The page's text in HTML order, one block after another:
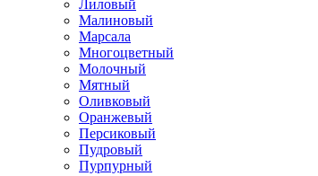
Лиловый
Малиновый
Марсала
Многоцветный
Молочный
Мятный
Оливковый
Оранжевый
Персиковый
Пудровый
Пурпурный